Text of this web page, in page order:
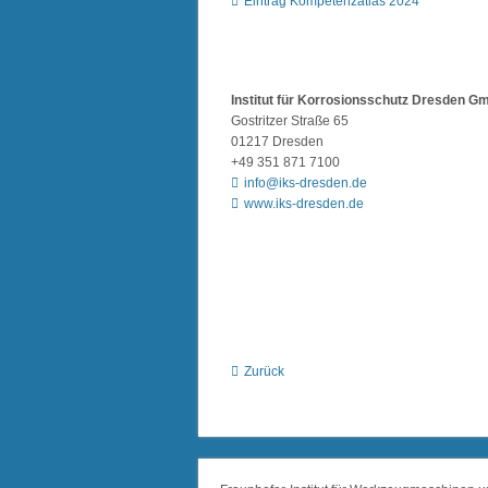
Institut für Korrosionsschutz Dresden
Gostritzer Straße 65
01217 Dresden
+49 351 871 7100
info@iks-dresden.de
www.iks-dresden.de
Zurück